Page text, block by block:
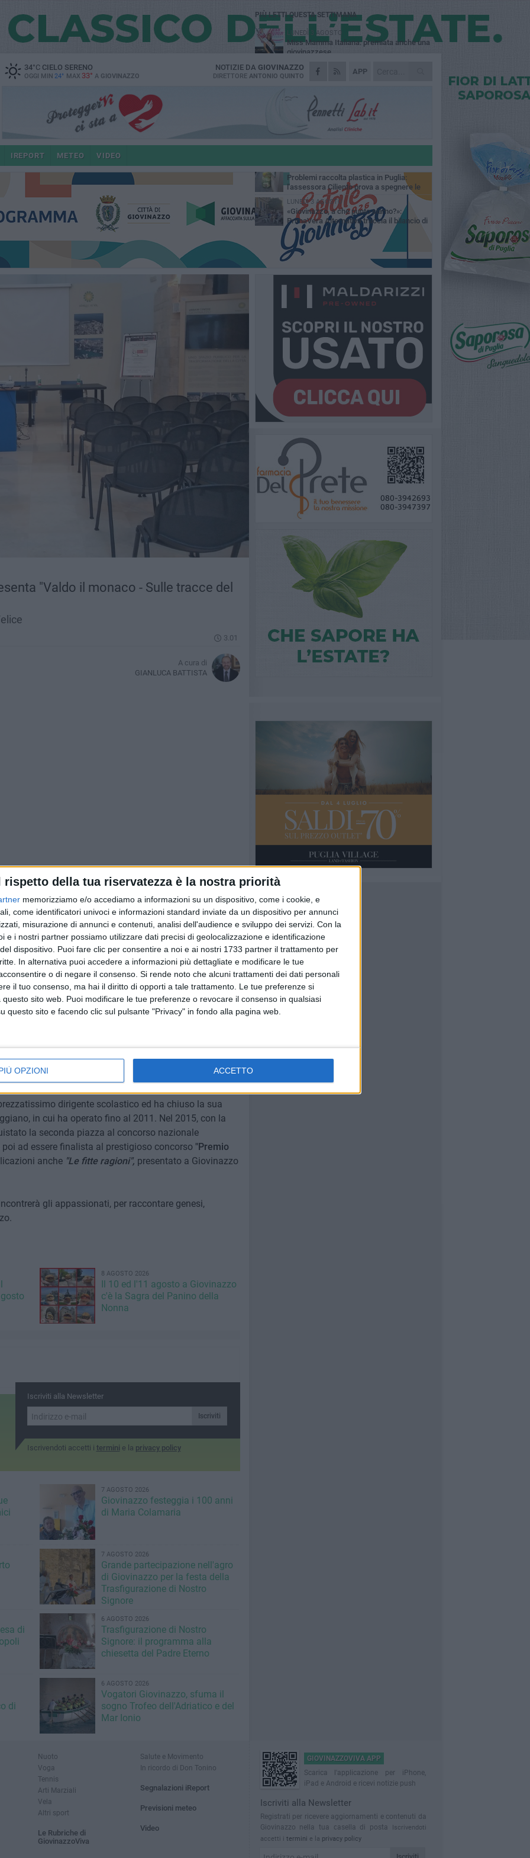
rispetto della tua riservatezza è la nostra priorità
memorizziamo e/o accediamo a informazioni su un dispositivo, come i cookie, e
come identificatori univoci e informazioni standard inviate da un dispositivo per annunci
misurazione di annunci e contenuti, analisi dell'audience e sviluppo dei servizi. Con la
e i nostri partner possiamo utilizzare dati precisi di geolocalizzazione e identificazione
dispositivo. Puoi fare clic per consentire a noi e ai nostri 1733 partner il trattamento per
In alternativa puoi accedere a informazioni più dettagliate e modificare le tue
o di negare il consenso. Si rende noto che alcuni trattamenti dei dati personali
il tuo consenso, ma hai il diritto di opporti a tale trattamento. Le tue preferenze si
sito web. Puoi modificare le tue preferenze o revocare il consenso in qualsiasi
questo sito e facendo clic sul pulsante "Privacy" in fondo alla pagina web.
OPZIONI ACCETTO
34°CCIELO SERENO
OGGI MIN 24° MAX 33° A GIOVINAZZO
APP
NOTIZIE DA GIOVINAZZO
DIRETTORE ANTONIO QUINTO
IREPORT METEO VIDEO
"Valdo il monaco - Sulle tracce del
3.01
A cura di
GIANLUCA BATTISTA
by
in Sala San Felice, il libro"Valdo il monaco - Sulle
di Francesco Maurogiovanni.
Cultura del Comune di Giovinazzo, si aprirà con i saluti
Marianna Paladino, ed al Sindaco, Tommaso Depalma.
Giuseppe Laterza, della psicologaMaria Teresa
Piccini. Modererà il prof.Domenico Lassandro,
degli Studi "Aldo Moro" di Bari.
meccanica quantistica di Heisenberg.
storico Liceo Classico "Berchet" di Milano,
dirigente scolastico ed ha chiuso la sua
in cui ha operato fino al 2011. Nel 2015, con la
la seconda piazza al concorso nazionale
poi ad essere finalista al prestigioso concorso "Premio
anche "Le fitte ragioni", presentato a Giovinazzo
gli appassionati, per raccontare genesi,
8 AGOSTO 2026
Il 10 ed l'11 agosto a Giovinazzo
c'è la Sagra del Panino della
Nonna
Iscriviti alla Newsletter
Iscriviti
Iscrivendoti accetti i termini e la privacy policy
7 AGOSTO 2026
Giovinazzo festeggia i 100 anni
di Maria Colamaria
7 AGOSTO 2026
Grande partecipazione nell'agro
di Giovinazzo per la festa della
Trasfigurazione di Nostro
Signore
di
6 AGOSTO 2026
Trasfigurazione di Nostro
Signore: il programma alla
chiesetta del Padre Eterno
di
6 AGOSTO 2026
Vogatori Giovinazzo, sfuma il
sogno Trofeo dell'Adriatico e del
Mar Ionio
PIÙ LETTI QUESTA SETTIMANA
LUNEDÌ 3 AGOSTO
Miss Mamma Italiana: premiata anche una
giovinazzese
MARTEDÌ 4 AGOSTO
Liquidi oleosi sul litorale di Giovinazzo,
VENERDÌ 7 AGOSTO
A Giovinazzo c'è il Concerto all'Alba
GIOVEDÌ 6 AGOSTO
Lavori sul litorale, gli aggiornamenti del
MERCOLEDÌ 5 AGOSTO
Problemi raccolta plastica in Puglia:
l'assessora Ciliento prova a spegnere le
polemiche
LUNEDÌ 3 AGOSTO
«Giovinazzo, a che punto siamo?»:
PrimaVera Alternativa traccia il bilancio di
4 anni di Sollecito
Nuoto
Voga
Tennis
Arti Marziali
Vela
Altri sport
Le Rubriche di
GiovinazzoViva
Salute e Movimento
In ricordo di Don Tonino
Segnalazioni iReport
Previsioni meteo
Video
GIOVINAZZOVIVA APP
Scarica l'applicazione per iPhone,
iPad e Android e ricevi notizie push
Iscriviti alla Newsletter
Registrati per ricevere aggiornamenti e contenuti da
Giovinazzo nella tua casella di posta
Iscrivendoti
accetti i termini e la privacy policy